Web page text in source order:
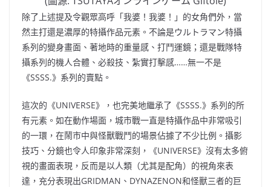
除了上述提及令觀眾高呼「我婆！我婆！」的女角們外，當
然主打還是濃厚的特攝作品元素。不論是ウルトラマン特攝
系列的變身畫面、著地時的重量感、打鬥運鏡；還是戰隊特
攝系列的機人合體、必殺技、紮實打擊感……無一不是
《SSSS.》系列的賣點。
這次的《UNIVERSE》，也完美地繼承了《SSSS.》系列的所
有元素。如在動作場面，城市戰一直是特攝作品中非常吸引
的一環，在鬧市中與怪獸戰鬥的場景佔據了不少比例。攝影
技巧、分鏡也令人印象非常深刻，《UNIVERSE》沒有太多俯
視的畫面表現，反而是以人類（尤其是配角）的視角來表
達，充分表現出GRIDMAN、DYNAZENON和怪獸三者的巨